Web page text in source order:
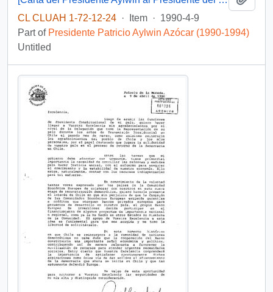
CL CLUAH 1-72-12-24 · Item · 1990-4-9
Part of Presidente Patricio Aylwin Azócar (1990-1994)
Untitled